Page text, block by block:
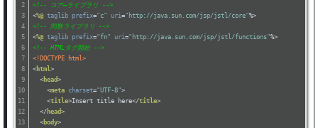
<!-- コア―ライブラリ -->
<%@ taglib prefix="c" uri ="http://java.sun.com/jsp/jstl/core"%>
<!-- 関数ライブラリ -->
<%@ taglib prefix="fn" uri ="http://java.sun.com/jsp/jstl/functions"%>
<!-- HTMLタグ開始 -->
<!DOCTYPE html>
< html >
< head>
<meta charset="UTF-8">
<title>Insert title here</title>
</ head>
< body>